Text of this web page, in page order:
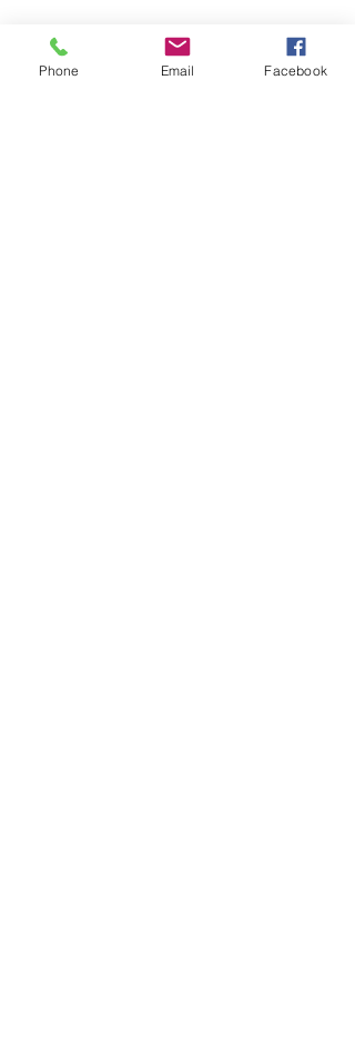
Phone Email Facebook